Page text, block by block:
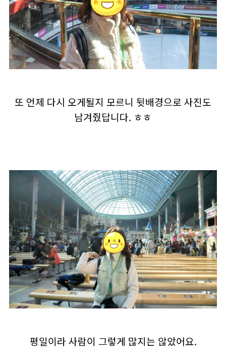
또 언제 다시 오게될지 모르니 뒷배경으로 사진도
남겨줬답니다. ㅎㅎ
평일이라 사람이 그렇게 많지는 않았어요.